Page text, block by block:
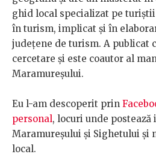
ghid local specializat pe
în turism, implicat și în
județene de turism. A publicat
cercetare și este coautor al
Maramureșului.
Eu l-am descoperit prin
personal, locuri unde
Maramureșului și Sighetului și
local.